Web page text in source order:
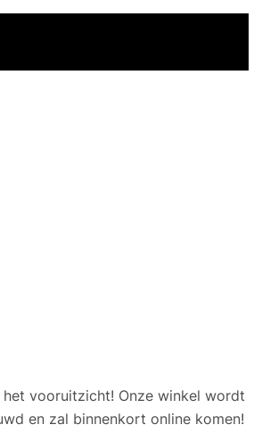
vooruitzicht! Onze winkel wordt
en zal binnenkort online komen!